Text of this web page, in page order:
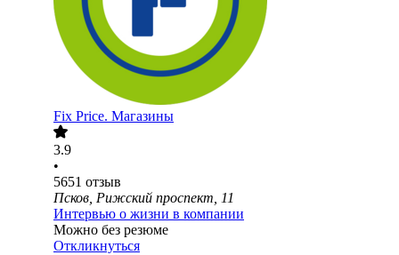
Fix Price. Магазины
3.9
•
5651 отзыв
Псков, Рижский проспект, 11
Интервью о жизни в компании
Можно без резюме
Откликнуться